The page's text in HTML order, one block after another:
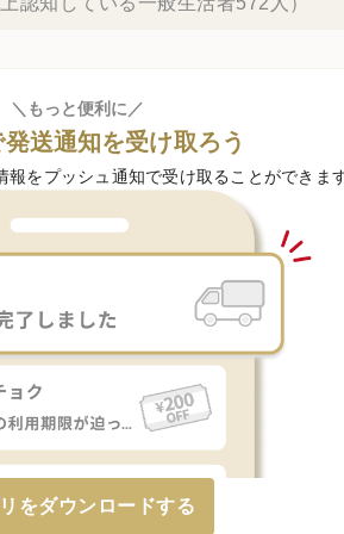
＼もっと便利に／
送通知を受け取ろう
報をプッシュ通知で受け取ることができま
をダウンロードする